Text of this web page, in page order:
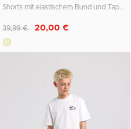
Reduziert von
39,99 € auf
20,00 €